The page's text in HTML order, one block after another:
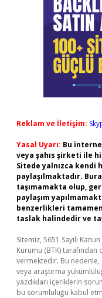
Reklam ve İletişim:
Yasal Uyarı: Bu
veya şahıs şirketi ile
Sitede yalnızca kendi
paylaşılmaktadır.
taşımamakta olup,
paylaşım
benzerlikleri
taslak halindedir ve
Sitemiz, 5651 Sayılı
Kurumu (BTK) tarafından
vermektedir. Bu
veya araştırma
yazdıkları içeriklerin
bu sorumluluğu kabul